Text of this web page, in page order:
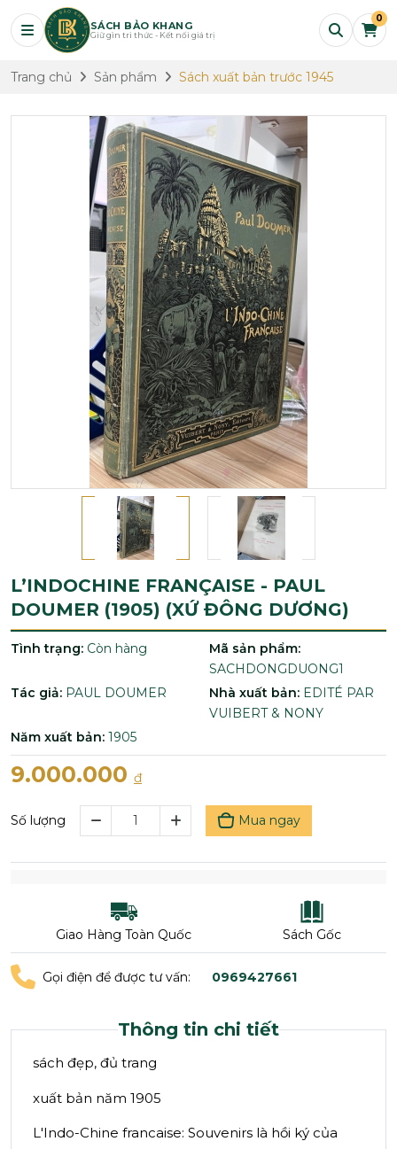
SÁCH BẢO KHANG
Giữ gìn tri thức - Kết nối giá trị
0
Trang chủ Sản phẩm Sách xuất bản trước 1945
L’INDOCHINE FRANÇAISE - PAUL
DOUMER (1905) (XỨ ĐÔNG DƯƠNG)
Tình trạng: Còn hàng
Mã sản phẩm:
SACHDONGDUONG1
Tác giả: PAUL DOUMER Nhà xuất bản: EDITÉ PAR
VUIBERT & NONY
Năm xuất bản: 1905
9.000.000 đ
Số lượng Mua ngay
Giao Hàng Toàn Quốc Sách Gốc
Gọi điện để được tư vấn: 0969427661
Thông tin chi tiết
sách đẹp, đủ trang
xuất bản năm 1905
L'Indo-Chine francaise: Souvenirs là hồi ký của